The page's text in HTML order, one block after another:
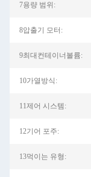
7용량 범위:
8압출기 모터:
9최대컨테이너볼륨:
10가열방식:
11제어 시스템:
12기어 포주:
13먹이는 유형: